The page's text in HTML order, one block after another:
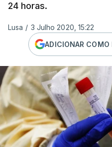
24 horas.
Lusa / 3 Julho 2020, 15:22
ADICIONAR COMO